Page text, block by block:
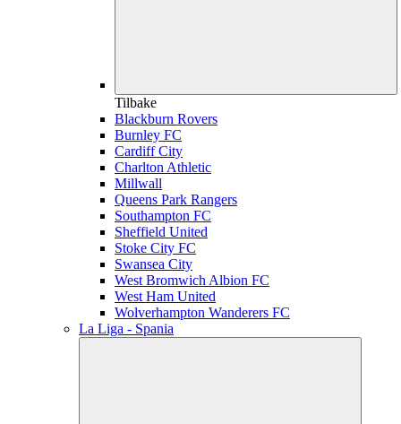
Tilbake
Blackburn Rovers
Burnley FC
Cardiff City
Charlton Athletic
Millwall
Queens Park Rangers
Southampton FC
Sheffield United
Stoke City FC
Swansea City
West Bromwich Albion FC
West Ham United
Wolverhampton Wanderers FC
La Liga - Spania